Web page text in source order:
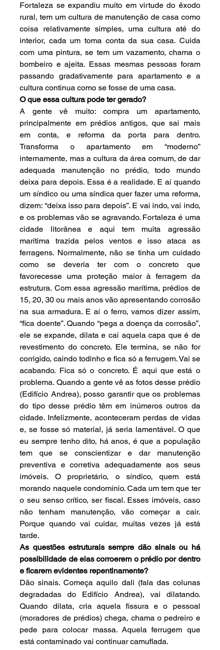
Fortaleza se expandiu muito em virtude do êxodo
rural, tem um cultura de manutenção de casa como
coisa relativamente simples, uma cultura até do
interior, cada um toma conta da sua casa. Cuida
com uma pintura, se tem um vazamento, chama o
bombeiro e ajeita. Essas mesmas pessoas foram
passando gradativamente para apartamento e a
cultura continua como se fosse de uma casa.
O que essa cultura pode ter gerado?
A gente vê muito: compra um apartamento,
principalmente em prédios antigos, que sai mais
em conta, e reforma da porta para dentro.
Transforma o apartamento em “moderno”
internamente, mas a cultura da área comum, de dar
adequada manutenção no prédio, todo mundo
deixa para depois. Essa é a realidade. E aí quando
um síndico ou uma síndica quer fazer uma reforma,
dizem: “deixa isso para depois”. E vai indo, vai indo,
e os problemas vão se agravando. Fortaleza é uma
cidade litorânea e aqui tem muita agressão
marítima trazida pelos ventos e isso ataca as
ferragens. Normalmente, não se tinha um cuidado
como se deveria ter com o concreto que
favorecesse uma proteção maior à ferragem da
estrutura. Com essa agressão marítima, prédios de
15, 20, 30 ou mais anos vão apresentando corrosão
na sua armadura. E aí o ferro, vamos dizer assim,
“fica doente”. Quando “pega a doença da corrosão”,
ele se expande, dilata e cai aquela capa que é de
revestimento do concreto. Ele termina, se não for
corrigido, caindo todinho e fica só a ferrugem. Vai se
acabando. Fica só o concreto. É aqui que está o
problema. Quando a gente vê as fotos desse prédio
(Edifício Andrea), posso garantir que os problemas
do tipo desse prédio têm em inúmeros outros da
cidade. Infelizmente, aconteceram perdas de vidas
e, se fosse só material, já seria lamentável. O que
eu sempre tenho dito, há anos, é que a população
tem que se conscientizar e dar manutenção
preventiva e corretiva adequadamente aos seus
imóveis. O proprietário, o síndico, quem está
morando naquele condomínio. Cada um tem que ter
o seu senso crítico, ser fiscal. Esses imóveis, caso
não tenham manutenção, vão começar a cair.
Porque quando vai cuidar, muitas vezes já está
tarde.
As questões estruturais sempre dão sinais ou há
possibilidade de elas corroerem o prédio por dentro
e ficarem evidentes repentinamente?
Dão sinais. Começa aquilo dali (fala das colunas
degradadas do Edifício Andrea), vai dilatando.
Quando dilata, cria aquela fissura e o pessoal
(moradores de prédios) chega, chama o pedreiro e
pede para colocar massa. Aquela ferrugem que
está contaminado vai continuar camuflada.